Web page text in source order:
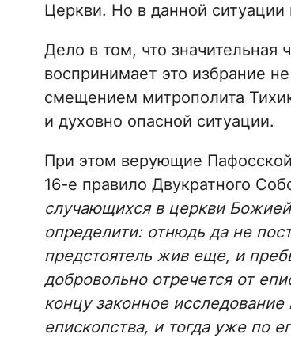
Церкви. Но в данной
Дело в том, что значительная
воспринимает это избрание
смещением митрополита
и духовно опасной ситуации.
При этом верующие
16-е правило Двукратного
случающихся в церкви
определити: отнюдь да не
предстоятель жив еще, и
добровольно отречется от
концу законное
епископства, и тогда уже по